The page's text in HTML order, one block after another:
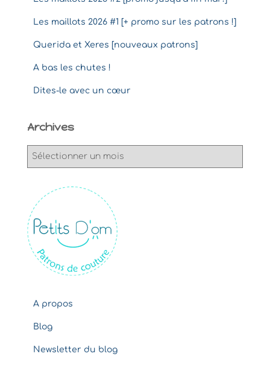
Les maillots 2026 #1 [+ promo sur les patrons !]
Querida et Xeres [nouveaux patrons]
A bas les chutes !
Dites-le avec un cœur
Archives
v
e
s
A propos
Blog
Newsletter du blog